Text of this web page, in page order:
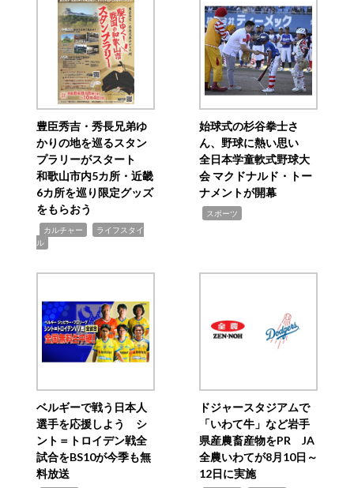
豊臣秀吉・秀長兄弟ゆ
かりの地を巡るスタン
プラリーがスタート
和歌山市内5カ所・近畿
6カ所を巡り限定グッズ
をもらおう
カルチャー
ライフスタイ
ル
始球式の杉谷拳士さ
ん、野球に熱い思い
全日本学童軟式野球大
会 マクドナルド・トー
ナメントが開幕
スポーツ
ベルギーで戦う日本人
選手を応援しよう シ
ント＝トロイデン戦全
試合をBS10が今季も無
料放送
ドジャースタジアムで
「いわて牛」など岩手
県産農畜産物をPR JA
全農いわてが8月10日～
12日に実施